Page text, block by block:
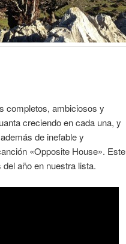
completos, ambiciosos y
creciendo en cada una, y
de inefable y
«Opposite House». Este
año en nuestra lista.